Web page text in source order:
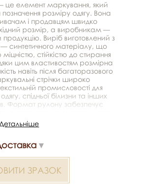
це елемент маркування, який
позначення розміру одягу. Вона
і продавцям швидко
розмір, а виробникам —
Виріб виготовлений з
— синтетичного матеріалу, що
міцністю, стійкістю до стирання
цим властивостям розмірна
навіть після багаторазового
стрічки широко
промисловості для
спідньої білизни та інших
Формат рулону забезпечує
або вклеювати у виріб.
для фабрик, ательє та
товару.
Детальніше
ЗРАЗОК